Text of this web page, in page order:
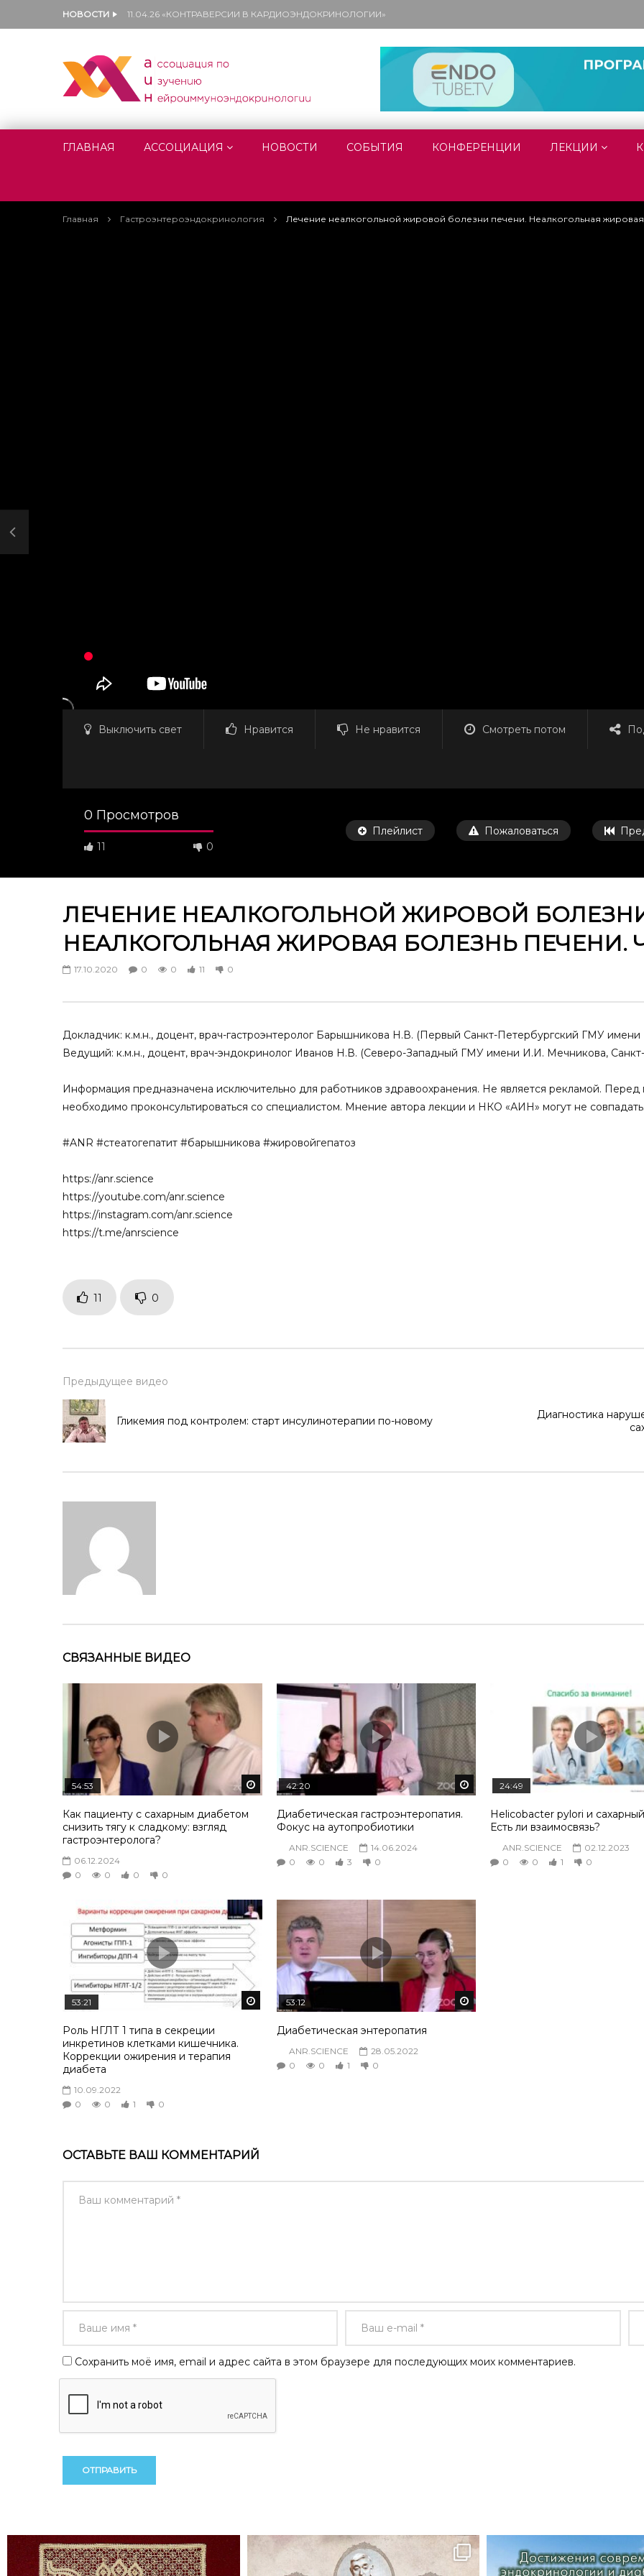
НОВОСТИ 11.04.26 «КОНТРАВЕРСИИ В КАРДИОЭНДОКРИНОЛОГИИ»
ГЛАВНАЯ АССОЦИАЦИЯ НОВОСТИ СОБЫТИЯ КОНФЕРЕНЦИИ ЛЕКЦИИ
Главная Гастроэнтероэндокринология Лечение неалкогольной жировой болезни печени. Неалкогольная жировая
Выключить свет Нравится Не нравится Смотреть потом
0 Просмотров
11 0
Плейлист Пожаловаться
Смотреть потом
54:53
Как пациенту с сахарным
взгляд гастроэнтеролога?
0
0 0 0
Смотреть потом
42:20
аутопробиотики
0
0 3 0
24:49
ЛЕЧЕНИЕ НЕАЛКОГОЛЬНОЙ ЖИРОВОЙ
НЕАЛКОГОЛЬНАЯ ЖИРОВАЯ БОЛЕЗНЬ ПЕЧЕНИ.
17.10.2020 0 0 11 0
Докладчик: к.м.н., доцент, врач-гастроэнтеролог Барышникова Н.В. (Первый Санкт-Петербургский ГМУ
Ведущий: к.м.н., доцент, врач-эндокринолог Иванов Н.В. (Северо-Западный ГМУ имени И.И. Мечникова,
Информация предназначена исключительно для работников здравоохранения. Не является рекламой.
необходимо проконсультироваться со специалистом. Мнение автора лекции и НКО «АИН» могут не совпадать.
#ANR #стеатогепатит #барышникова #жировойгепатоз
https://anr.science
https://youtube.com/anr.science
https://instagram.com/anr.science
https://t.me/anrscience
11 0
Предыдущее видео
Гликемия под контролем: старт инсулинотерапии по-новому
Диагностика
СВЯЗАННЫЕ ВИДЕО
Смотреть потом
54:53
Как пациенту с сахарным диабетом
снизить тягу к сладкому: взгляд
гастроэнтеролога?
06.12.2024
0
0 0 0
Смотреть потом
42:20
Диабетическая гастроэнтеропатия.
Фокус на аутопробиотики
ANR.SCIENCE
14.06.2024
0
0 3 0
24:49
Helicobacter pylori и
Есть ли взаимосвязь?
ANR.SCIENCE
02.12.2023
0
0 1 0
Смотреть потом
53:21
Роль НГЛТ 1 типа в секреции
инкретинов клетками кишечника.
Коррекции ожирения и терапия
диабета
10.09.2022
0
0 1 0
Смотреть потом
53:12
Диабетическая энтеропатия
ANR.SCIENCE
28.05.2022
0
0 1 0
ОСТАВЬТЕ ВАШ КОММЕНТАРИЙ
Сохранить моё имя, email и адрес сайта в этом браузере для последующих моих комментариев.